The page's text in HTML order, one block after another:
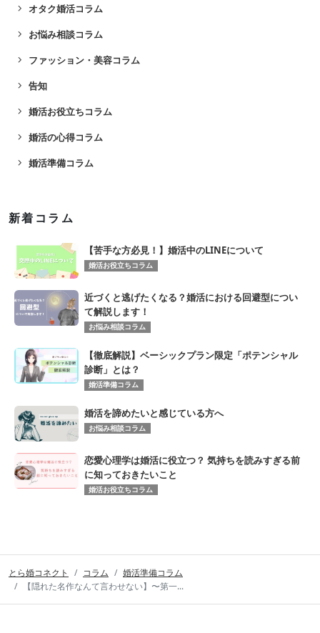
navigate_next オタク婚活コラム
navigate_next お悩み相談コラム
navigate_next ファッション・美容コラム
navigate_next 告知
navigate_next 婚活お役立ちコラム
navigate_next 婚活の心得コラム
navigate_next 婚活準備コラム
新着コラム
【苦手な方必見！】婚活中のLINEについて
婚活お役立ちコラム
近づくと逃げたくなる？婚活における回避型につい
て解説します！
お悩み相談コラム
【徹底解説】ベーシックプラン限定「ポテンシャル
診断」とは？
婚活準備コラム
婚活を諦めたいと感じている方へ
お悩み相談コラム
恋愛心理学は婚活に役立つ？ 気持ちを読みすぎる前
に知っておきたいこと
婚活お役立ちコラム
とら婚コネクト コラム
婚活準備コラム
【隠れた名作なんて言わせない】〜第一...